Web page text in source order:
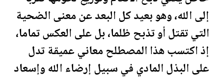
إلى الله، وهو بعيد كل البعد عن معنى الضحية
التي تقتل أو تذبح ظلما، بل على العكس تماما،
إذ اكتسب هذا المصطلحمعاني عميقة تدل
على البذل المادي في سبيل إرضاء الله وإسعاد